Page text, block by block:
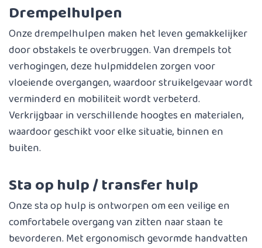
Drempelhulpen
Onze drempelhulpen maken het leven gemakkelijker
door obstakels te overbruggen. Van drempels tot
verhogingen, deze hulpmiddelen zorgen voor
vloeiende overgangen, waardoor struikelgevaar wordt
verminderd en mobiliteit wordt verbeterd.
Verkrijgbaar in verschillende hoogtes en materialen,
waardoor geschikt voor elke situatie, binnen en
buiten.
Sta op hulp / transfer hulp
Onze sta op hulp is ontworpen om een veilige en
comfortabele overgang van zitten naar staan te
bevorderen. Met ergonomisch gevormde handvatten